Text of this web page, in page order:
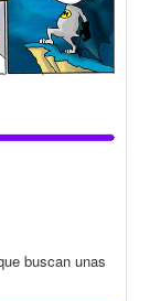
buscan unas